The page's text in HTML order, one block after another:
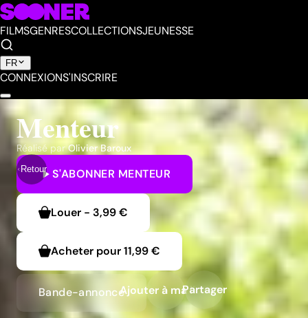
FILMSGENRESCOLLECTIONSJEUNESSE
FR
CONNEXIONS'INSCRIRE
Retour
Menteur
Réalisé par Olivier Baroux
S'ABONNER MENTEUR
Louer - 3,99 €
Acheter pour11,99 €
Bande-annonceAjouter à ma liste
Partager